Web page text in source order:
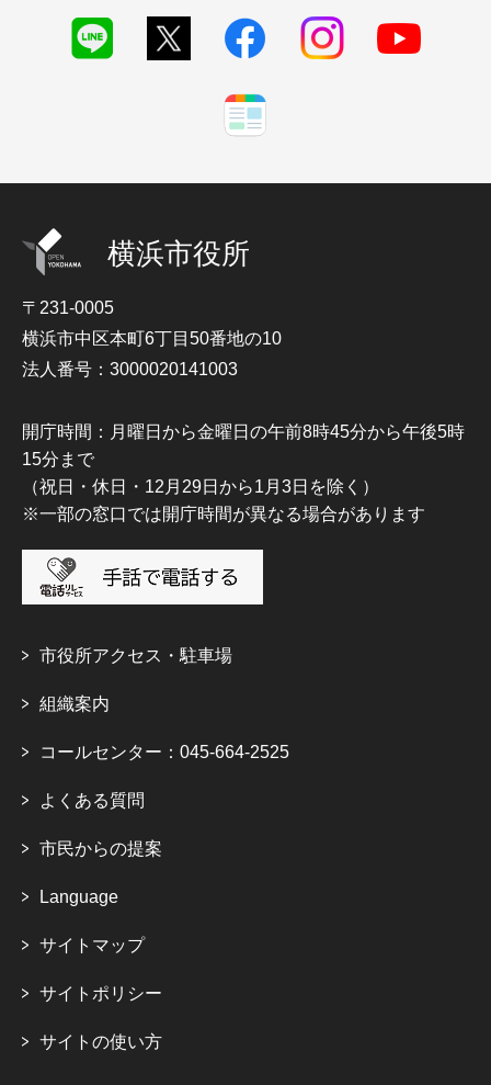
横浜市役所
〒231-0005
横浜市中区本町6丁目50番地の10
法人番号：3000020141003
開庁時間：月曜日から金曜日の午前8時45分から午後5時
15分まで
（祝日・休日・12月29日から1月3日を除く）
※一部の窓口では開庁時間が異なる場合があります
市役所アクセス・駐車場
組織案内
コールセンター：045-664-2525
よくある質問
市民からの提案
Language
サイトマップ
サイトポリシー
サイトの使い方